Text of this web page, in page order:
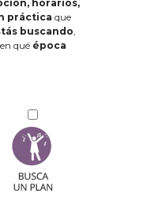
horarios,
práctica que
buscando,
qué época